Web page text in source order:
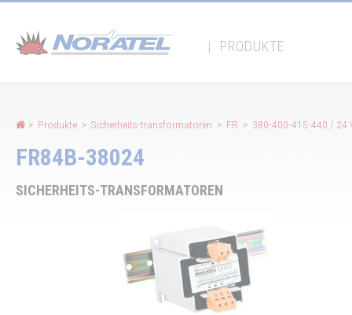
| PRODUKTE
> Produkte > Sicherheits-transformatoren > FR > 380-400-415-440 / 24
FR84B-38024
SICHERHEITS-TRANSFORMATOREN
Cookie-Einstellungen